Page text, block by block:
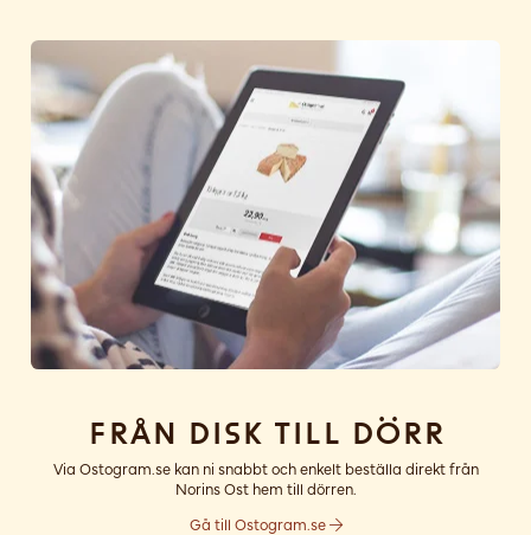
Från disk till dörr
Via Ostogram.se kan ni snabbt och enkelt beställa direkt från
Norins Ost hem till dörren.
Gå till Ostogram.se